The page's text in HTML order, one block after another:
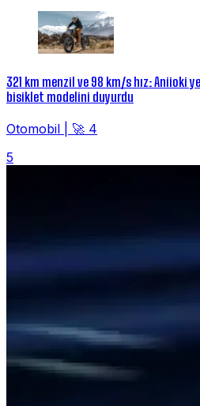
321 km menzil ve 98 km/s hız:
bisiklet modelini duyurdu
Otomobil
🚀 4
5